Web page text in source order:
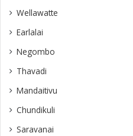
Wellawatte
Earlalai
Negombo
Thavadi
Mandaitivu
Chundikuli
Saravanai